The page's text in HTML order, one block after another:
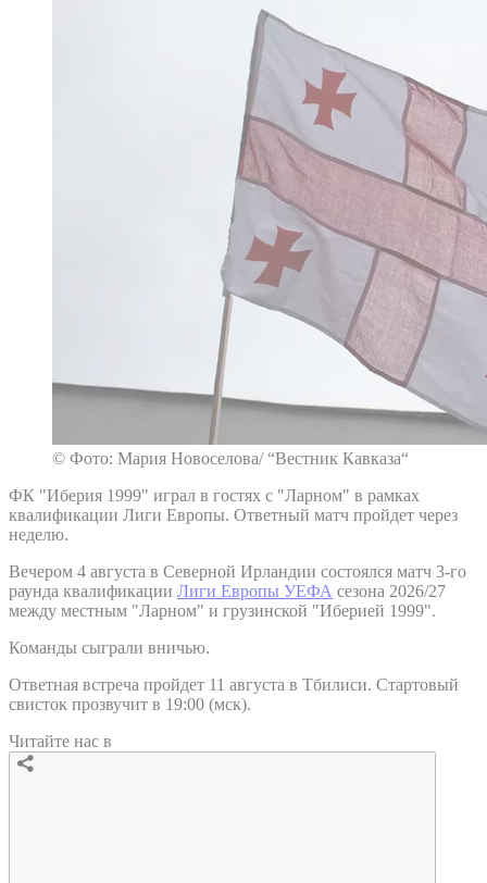
© Фото: Мария Новоселова/ “Вестник Кавказа“
ФК "Иберия 1999" играл в гостях с "Ларном" в рамках
квалификации Лиги Европы. Ответный матч пройдет через
неделю.
Вечером 4 августа в Северной Ирландии состоялся матч 3-го
раунда квалификации Лиги Европы УЕФА сезона 2026/27
между местным "Ларном" и грузинской "Иберией 1999".
Команды сыграли вничью.
Ответная встреча пройдет 11 августа в Тбилиси. Стартовый
свисток прозвучит в 19:00 (мск).
Читайте нас в